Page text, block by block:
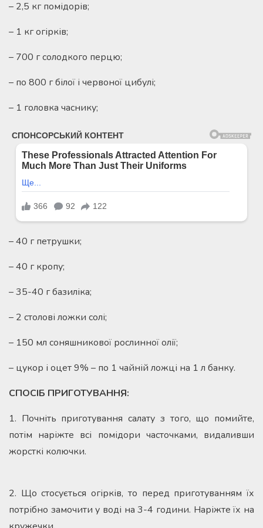
– 2,5 кг помідорів;
– 1 кг огірків;
– 700 г солодкого перцю;
– по 800 г білої і червоної цибулі;
– 1 головка часнику;
– 40 г петрушки;
– 40 г кропу;
– 35-40 г базиліка;
– 2 столові ложки солі;
– 150 мл соняшникової рослинної олії;
– цукор і оцет 9% – по 1 чайній ложці на 1 л банку.
СПОСІБ ПРИГОТУВАННЯ:
1. Почніть приготування салату з того, що помийте,
потім наріжте всі помідори часточками, видаливши
жорсткі колючки.
2. Що стосується огірків, то перед приготуванням їх
потрібно замочити у воді на 3-4 години. Наріжте їх на